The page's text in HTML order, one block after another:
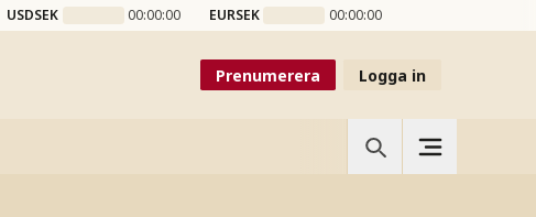
USDSEK 00:00:00 EURSEK 00:00:00
Prenumerera Logga in